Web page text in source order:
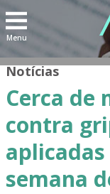
Menu
Notícias
Cerca de
contra
semana